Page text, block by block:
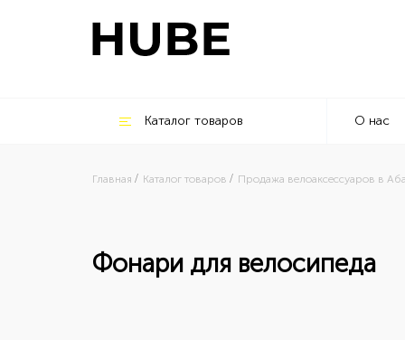
Каталог товаров О нас
Главная Каталог товаров Продажа велоаксессуаров в
Фонари для велосипеда